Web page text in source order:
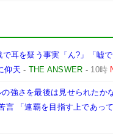
で耳を疑う事実「ん?」「嘘
仰天 - THE ANSWER - 10時
の強さを最後は見せられた
言 「連覇を目指す上であっ